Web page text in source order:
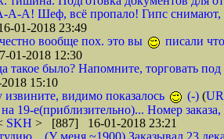
А-А! Шеф, всё пропало! Гипс снимают,
01-2018 23:49
вообще пох. это вы
писали
01-2018 12:30
такое было? Напомните, торговать
15:10
извините, видимо показалось
(-) (
19-е(приблизительно)... Номер
SKH > [887] 16-01-2018 23:21
(У меня ~1900) Заказывал 23